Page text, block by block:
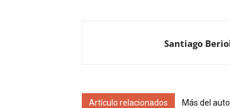
Santiago
Artículo relacionados Más del